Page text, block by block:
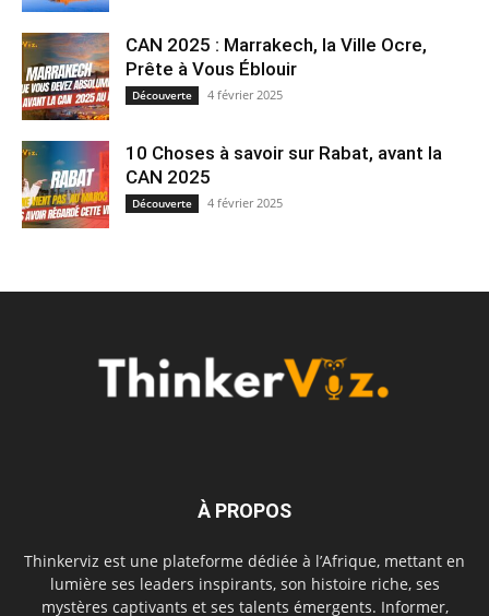
CAN 2025 : Marrakech, la Ville Ocre,
Prête à Vous Éblouir
Découverte 4 février 2025
10 Choses à savoir sur Rabat, avant la
CAN 2025
Découverte 4 février 2025
À PROPOS
Thinkerviz est une plateforme dédiée à l’Afrique, mettant en
lumière ses leaders inspirants, son histoire riche, ses
mystères captivants et ses talents émergents. Informer,